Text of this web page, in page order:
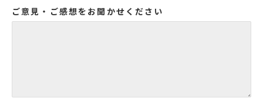
ご意見・ご感想をお聞かせください